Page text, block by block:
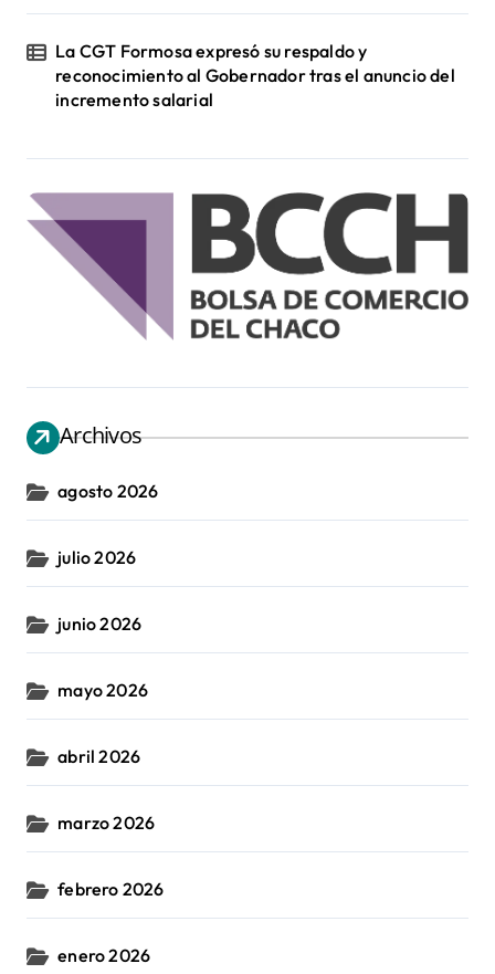
La CGT Formosa expresó su respaldo y
reconocimiento al Gobernador tras el anuncio del
incremento salarial
Archivos
agosto 2026
julio 2026
junio 2026
mayo 2026
abril 2026
marzo 2026
febrero 2026
enero 2026